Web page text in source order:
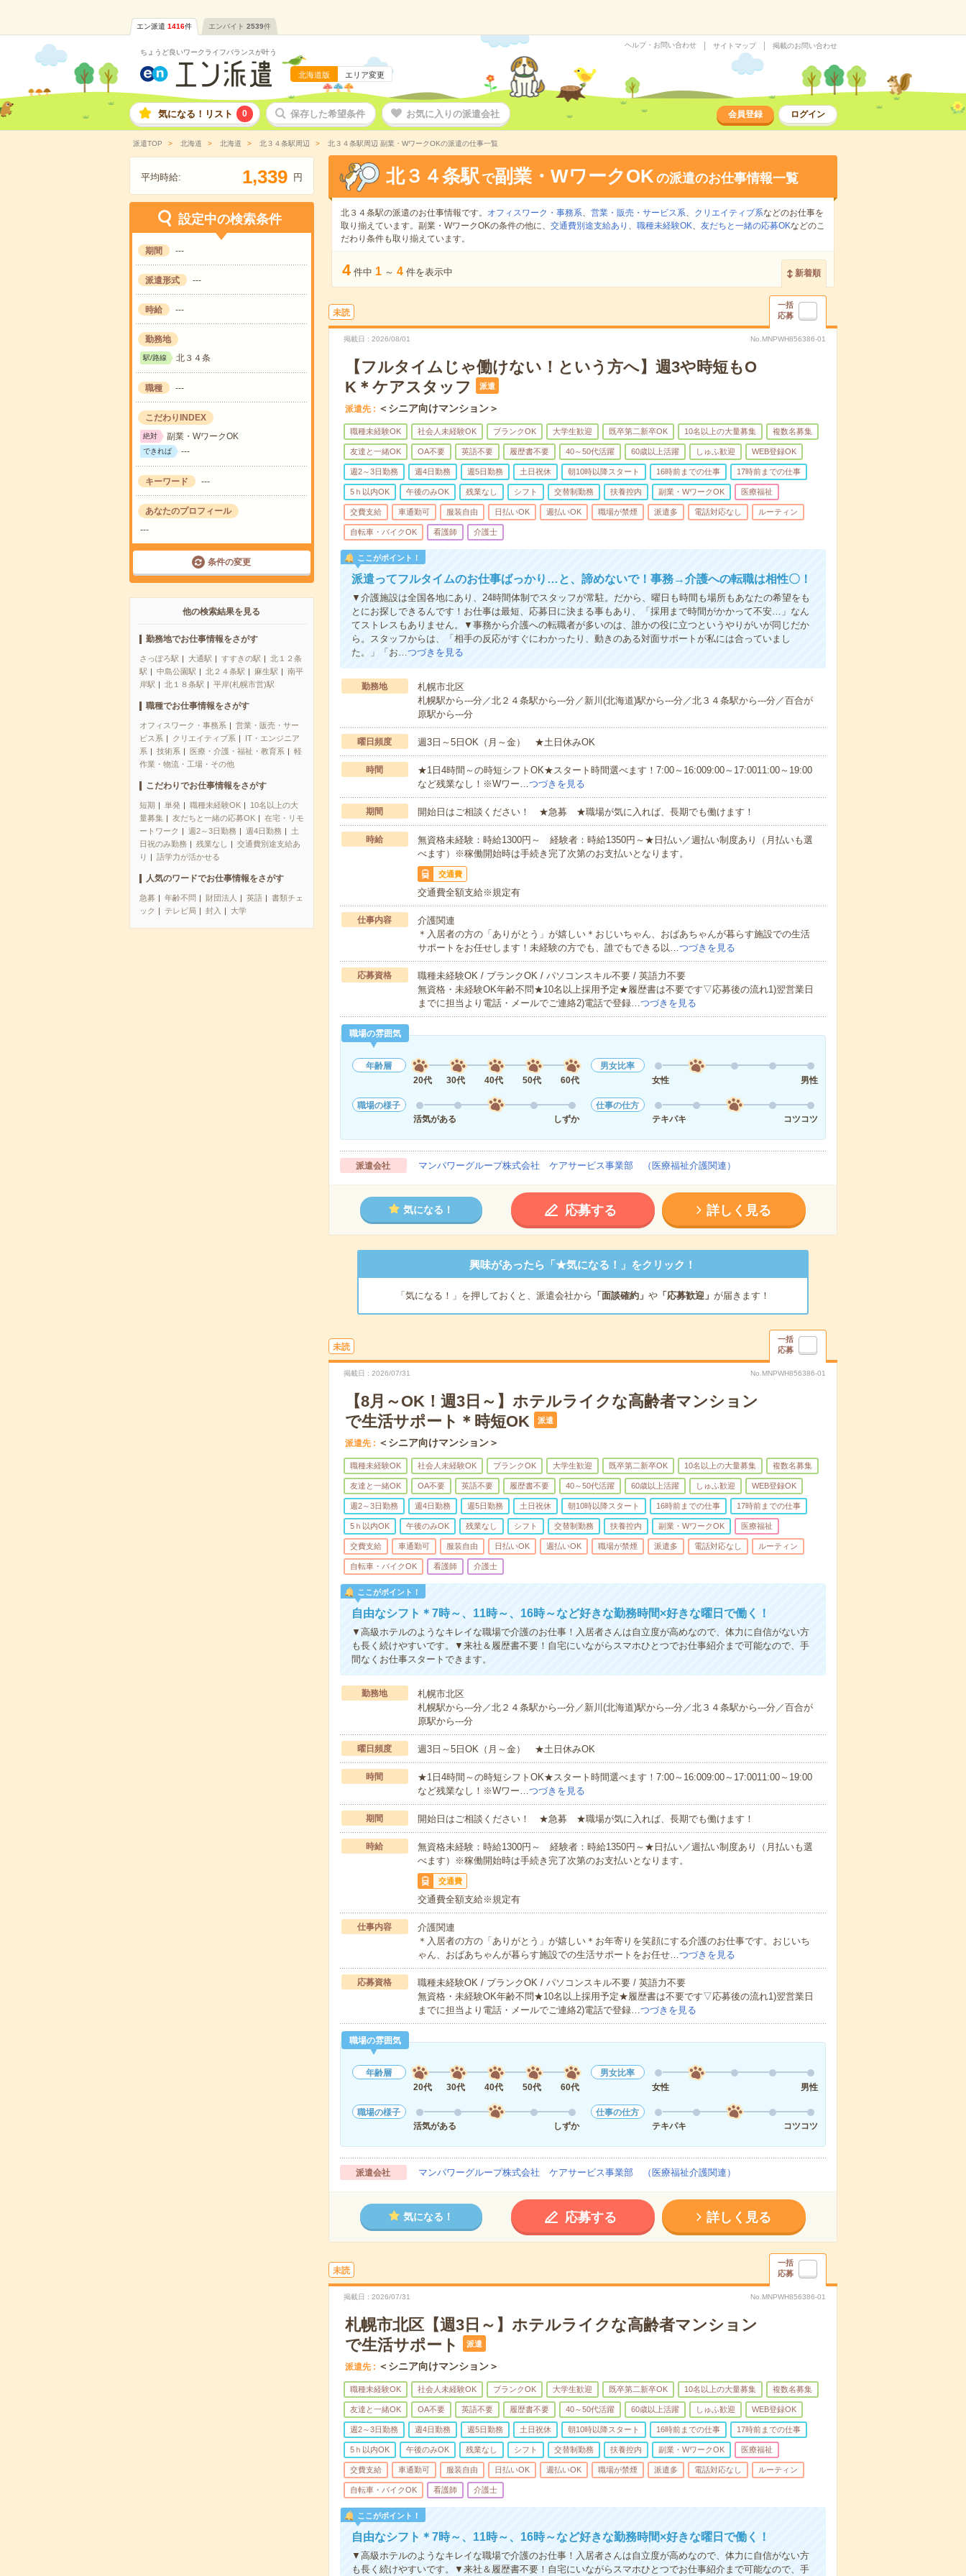
エン派遣 1416件 エンバイト 2539件
ちょうど良いワークライフバランスが叶う
北海道版 エリア変更
ヘルプ・お問い合わせ サイトマップ 掲載のお問い合わせ
気になる！リスト 0 保存した希望条件 お気に入りの派遣会社 会員登録 ログイン
派遣TOP 北海道 北海道 北３４条駅周辺 北３４条駅周辺 副業・WワークOKの派遣の仕事一覧
平均時給: 1,339 円
設定中の検索条件
期間 ---
派遣形式 ---
時給 ---
勤務地
駅/路線 北３４条
職種 ---
こだわりINDEX
絶対 副業・WワークOK
できれば ---
キーワード ---
あなたのプロフィール
---
条件の変更
他の検索結果を見る
勤務地でお仕事情報をさがす
さっぽろ駅 大通駅 すすきの駅
北１２条
駅
中島公園駅 北２４条駅 麻生駅
南平
岸駅
北１８条駅 平岸(札幌市営)駅
職種でお仕事情報をさがす
オフィスワーク・事務系
営業・販売・サー
ビス系
クリエイティブ系
IT・エンジニア
系
技術系 医療・介護・福祉・教育系
軽
作業・物流・工場・その他
こだわりでお仕事情報をさがす
短期 単発 職種未経験OK
10名以上の大
量募集
友だちと一緒の応募OK
在宅・リモ
ートワーク
週2～3日勤務 週4日勤務
土
日祝のみ勤務
残業なし
交通費別途支給あ
り
語学力が活かせる
人気のワードでお仕事情報をさがす
急募 年齢不問 財団法人 英語
書類チェ
ック
テレビ局 封入 大学
北３４条駅 で副業・WワークOKの派遣のお仕事情報一覧
北３４条駅の派遣のお仕事情報です。 オフィスワーク・事務系、 営業・販売・サービス系、 クリエイティブ系などのお仕事を
取り揃えています。副業・WワークOKの条件の他に、 交通費別途支給あり 、 職種未経験OK、 友だちと一緒の応募OKなどのこ
だわり条件も取り揃えています。
4 件中 1 ～ 4 件を表示中 新着順
未読
一括
応募
掲載日 2026/08/01 No.MNPWH856386-01
【フルタイムじゃ働けない！という方へ】週3や時短もO
K＊ケアスタッフ
派遣
派遣先 ＜シニア向けマンション＞
職種未経験OK 社会人未経験OK ブランクOK 大学生歓迎 既卒第二新卒OK 10名以上の大量募集 複数名募集
友達と一緒OK OA不要 英語不要 履歴書不要 40～50代活躍 60歳以上活躍 しゅふ歓迎 WEB登録OK
週2～3日勤務 週4日勤務 週5日勤務 土日祝休 朝10時以降スタート 16時前までの仕事 17時前までの仕事
5ｈ以内OK 午後のみOK 残業なし シフト 交替制勤務 扶養控内 副業・WワークOK 医療福祉
交費支給 車通勤可 服装自由 日払いOK 週払いOK 職場が禁煙 派遣多 電話対応なし ルーティン
自転車・バイクOK 看護師 介護士
ここがポイント！
派遣ってフルタイムのお仕事ばっかり…と、諦めないで！事務→介護への転職は相性〇！
▼介護施設は全国各地にあり、24時間体制でスタッフが常駐。だから、曜日も時間も場所もあなたの希望をも
とにお探しできるんです！お仕事は最短、応募日に決まる事もあり、「採用まで時間がかかって不安…」なん
てストレスもありません。▼事務から介護への転職者が多いのは、誰かの役に立つというやりがいが同じだか
ら。スタッフからは、「相手の反応がすぐにわかったり、動きのある対面サポートが私には合っていまし
た。」「お…つづきを見る
勤務地
札幌市北区
札幌駅から---分／北２４条駅から---分／新川(北海道)駅から---分／北３４条駅から---分／百合が
原駅から---分
曜日頻度 週3日～5日OK（月～金） ★土日休みOK
時間
★1日4時間～の時短シフトOK★スタート時間選べます！7:00～16:009:00～17:0011:00～19:00
など残業なし！※Wワー…つづきを見る
期間 開始日はご相談ください！ ★急募 ★職場が気に入れば、長期でも働けます！
時給
無資格未経験：時給1300円～ 経験者：時給1350円～★日払い／週払い制度あり（月払いも選
べます）※稼働開始時は手続き完了次第のお支払いとなります。
交通費
交通費全額支給※規定有
仕事内容
介護関連
＊入居者の方の「ありがとう」が嬉しい＊おじいちゃん、おばあちゃんが暮らす施設での生活
サポートをお任せします！未経験の方でも、誰でもできる以…つづきを見る
応募資格
職種未経験OK / ブランクOK / パソコンスキル不要 / 英語力不要
無資格・未経験OK年齢不問★10名以上採用予定★履歴書は不要です▽応募後の流れ1)翌営業日
までに担当より電話・メールでご連絡2)電話で登録…つづきを見る
職場の雰囲気
年齢層
20代
30代 40代 50代 60代
男女比率
女性
男性
職場の様子
活気がある
しずか
仕事の仕方
テキパキ
コツコツ
派遣会社 マンパワーグループ株式会社 ケアサービス事業部 （医療福祉介護関連）
気になる！ 応募する 詳しく見る
興味があったら「★気になる！」をクリック！
「気になる！」を押しておくと、派遣会社から 「面談確約」 や「応募歓迎」 が届きます！
未読
一括
応募
掲載日 2026/07/31 No.MNPWH856386-01
【8月～OK！週3日～】ホテルライクな高齢者マンション
で生活サポート＊時短OK
派遣
派遣先 ＜シニア向けマンション＞
職種未経験OK 社会人未経験OK ブランクOK 大学生歓迎 既卒第二新卒OK 10名以上の大量募集 複数名募集
友達と一緒OK OA不要 英語不要 履歴書不要 40～50代活躍 60歳以上活躍 しゅふ歓迎 WEB登録OK
週2～3日勤務 週4日勤務 週5日勤務 土日祝休 朝10時以降スタート 16時前までの仕事 17時前までの仕事
5ｈ以内OK 午後のみOK 残業なし シフト 交替制勤務 扶養控内 副業・WワークOK 医療福祉
交費支給 車通勤可 服装自由 日払いOK 週払いOK 職場が禁煙 派遣多 電話対応なし ルーティン
自転車・バイクOK 看護師 介護士
ここがポイント！
自由なシフト＊7時～、11時～、16時～など好きな勤務時間×好きな曜日で働く！
▼高級ホテルのようなキレイな職場で介護のお仕事！入居者さんは自立度が高めなので、体力に自信がない方
も長く続けやすいです。▼来社＆履歴書不要！自宅にいながらスマホひとつでお仕事紹介まで可能なので、手
間なくお仕事スタートできます。
勤務地
札幌市北区
札幌駅から---分／北２４条駅から---分／新川(北海道)駅から---分／北３４条駅から---分／百合が
原駅から---分
曜日頻度 週3日～5日OK（月～金） ★土日休みOK
時間
★1日4時間～の時短シフトOK★スタート時間選べます！7:00～16:009:00～17:0011:00～19:00
など残業なし！※Wワー…つづきを見る
期間 開始日はご相談ください！ ★急募 ★職場が気に入れば、長期でも働けます！
時給
無資格未経験：時給1300円～ 経験者：時給1350円～★日払い／週払い制度あり（月払いも選
べます）※稼働開始時は手続き完了次第のお支払いとなります。
交通費
交通費全額支給※規定有
仕事内容
介護関連
＊入居者の方の「ありがとう」が嬉しい＊お年寄りを笑顔にする介護のお仕事です。おじいち
ゃん、おばあちゃんが暮らす施設での生活サポートをお任せ…つづきを見る
応募資格
職種未経験OK / ブランクOK / パソコンスキル不要 / 英語力不要
無資格・未経験OK年齢不問★10名以上採用予定★履歴書は不要です▽応募後の流れ1)翌営業日
までに担当より電話・メールでご連絡2)電話で登録…つづきを見る
職場の雰囲気
年齢層
20代
30代 40代 50代 60代
男女比率
女性
男性
職場の様子
活気がある
しずか
仕事の仕方
テキパキ
コツコツ
派遣会社 マンパワーグループ株式会社 ケアサービス事業部 （医療福祉介護関連）
気になる！ 応募する 詳しく見る
未読
一括
応募
掲載日 2026/07/31 No.MNPWH856386-01
札幌市北区【週3日～】ホテルライクな高齢者マンション
で生活サポート
派遣
派遣先 ＜シニア向けマンション＞
職種未経験OK 社会人未経験OK ブランクOK 大学生歓迎 既卒第二新卒OK 10名以上の大量募集 複数名募集
友達と一緒OK OA不要 英語不要 履歴書不要 40～50代活躍 60歳以上活躍 しゅふ歓迎 WEB登録OK
週2～3日勤務 週4日勤務 週5日勤務 土日祝休 朝10時以降スタート 16時前までの仕事 17時前までの仕事
5ｈ以内OK 午後のみOK 残業なし シフト 交替制勤務 扶養控内 副業・WワークOK 医療福祉
交費支給 車通勤可 服装自由 日払いOK 週払いOK 職場が禁煙 派遣多 電話対応なし ルーティン
自転車・バイクOK 看護師 介護士
ここがポイント！
自由なシフト＊7時～、11時～、16時～など好きな勤務時間×好きな曜日で働く！
▼高級ホテルのようなキレイな職場で介護のお仕事！入居者さんは自立度が高めなので、体力に自信がない方
も長く続けやすいです。▼来社＆履歴書不要！自宅にいながらスマホひとつでお仕事紹介まで可能なので、手